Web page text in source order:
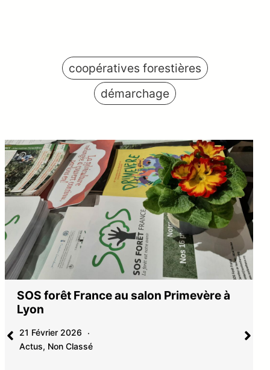
coopératives forestières
démarchage
SOS forêt France au salon Primevère à
Lyon
21 Février 2026
Actus, Non Classé